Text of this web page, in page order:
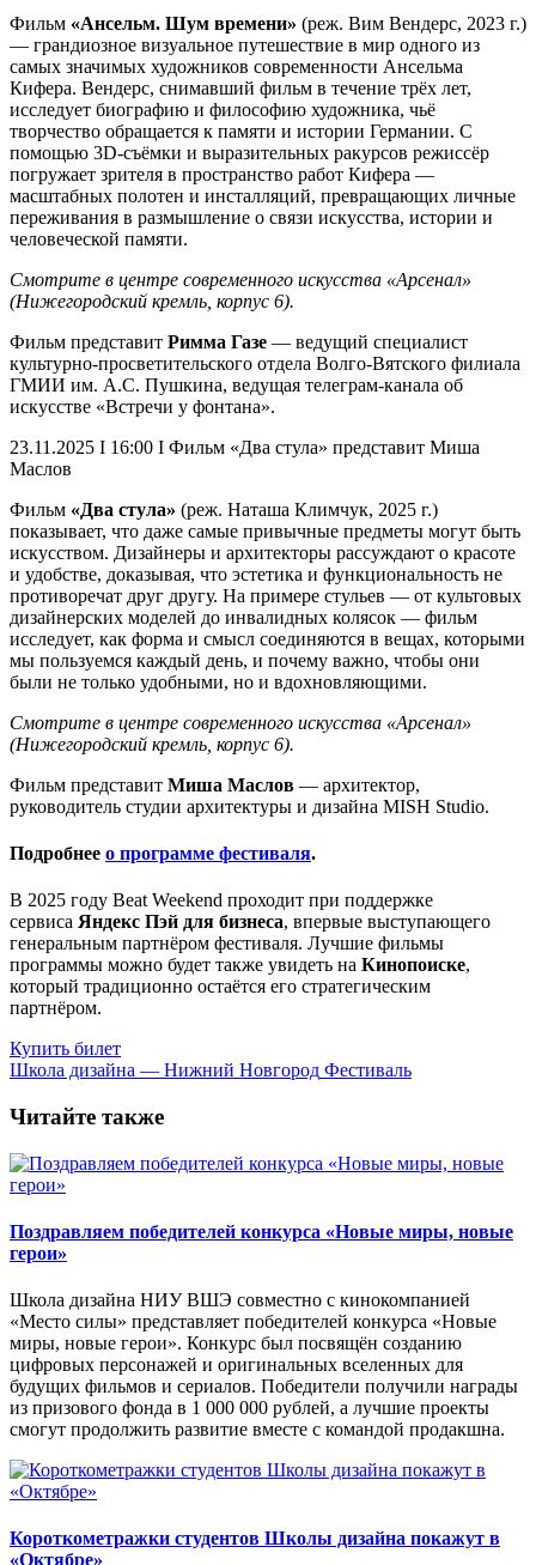
Фильм «Ансельм. Шум времени» (реж. Вим Вендерс, 2023 г.)
— грандиозное визуальное путешествие в мир одного из
самых значимых художников современности Ансельма
Кифера. Вендерс, снимавший фильм в течение трёх лет,
исследует биографию и философию художника, чьё
творчество обращается к памяти и истории Германии. С
помощью 3D-съёмки и выразительных ракурсов режиссёр
погружает зрителя в пространство работ Кифера —
масштабных полотен и инсталляций, превращающих личные
переживания в размышление о связи искусства, истории и
человеческой памяти.
Смотрите в центре современного искусства «Арсенал»
(Нижегородский кремль, корпус 6).
Фильм представит Римма Газе — ведущий специалист
культурно-просветительского отдела Волго-Вятского филиала
ГМИИ им. А.С. Пушкина, ведущая телеграм-канала об
искусстве «Встречи у фонтана».
23.11.2025 I 16:00 I Фильм «Два стула» представит Миша
Маслов
Фильм «Два стула» (реж. Наташа Климчук, 2025 г.)
показывает, что даже самые привычные предметы могут быть
искусством. Дизайнеры и архитекторы рассуждают о красоте
и удобстве, доказывая, что эстетика и функциональность не
противоречат друг другу. На примере стульев — от культовых
дизайнерских моделей до инвалидных колясок — фильм
исследует, как форма и смысл соединяются в вещах, которыми
мы пользуемся каждый день, и почему важно, чтобы они
были не только удобными, но и вдохновляющими.
Смотрите в центре современного искусства «Арсенал»
(Нижегородский кремль, корпус 6).
Фильм представит Миша Маслов — архитектор,
руководитель студии архитектуры и дизайна MISH Studio.
Подробнее о программе фестиваля.
В 2025 году Beat Weekend проходит при поддержке
сервиса Яндекс Пэй для бизнеса, впервые выступающего
генеральным партнёром фестиваля. Лучшие фильмы
программы можно будет также увидеть на Кинопоиске,
который традиционно остаётся его стратегическим
партнёром.
Купить билет
Школа дизайна — Нижний Новгород Фестиваль
Читайте также
Поздравляем победителей конкурса «Новые миры, новые
герои»
Школа дизайна НИУ ВШЭ совместно с кинокомпанией
«Место силы» представляет победителей конкурса «Новые
миры, новые герои». Конкурс был посвящён созданию
цифровых персонажей и оригинальных вселенных для
будущих фильмов и сериалов. Победители получили награды
из призового фонда в 1 000 000 рублей, а лучшие проекты
смогут продолжить развитие вместе с командой продакшна.
Короткометражки студентов Школы дизайна покажут в
«Октябре»